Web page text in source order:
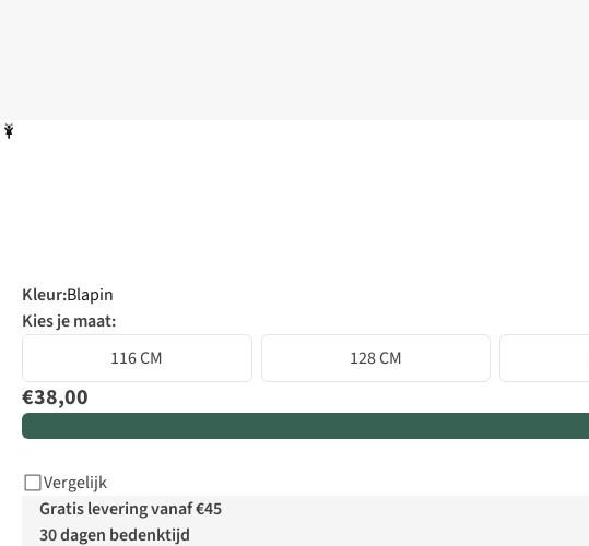
Kleur:Blapin
Kies je maat:
116 CM
128 CM
€38,00
Vergelijk
Gratis levering vanaf €45
30 dagen bedenktijd